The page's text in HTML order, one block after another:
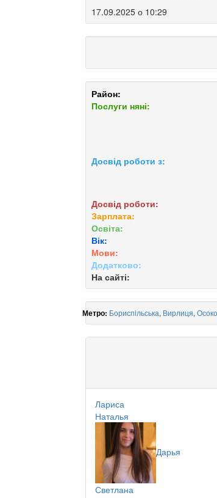
17.09.2025 о 10:29
Район:
Послуги няні:
Досвід роботи з:
Досвід роботи:
Зарплата:
Освіта:
Вік:
Мови:
Додатково:
На сайті:
Метро: Бориспільська, Вирлиця,
Лариса
Наталья
Дарья
Светлана